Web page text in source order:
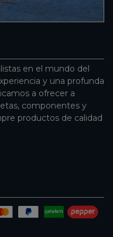
en el mundo del
y una profunda
a ofrecer a
componentes y
productos de calidad